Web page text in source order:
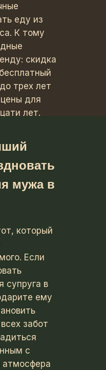
еду из
К тому
скидка
трех лет
для
лет.
мужа в
который
Если
супруга в
ему
забот
с
атмосфера